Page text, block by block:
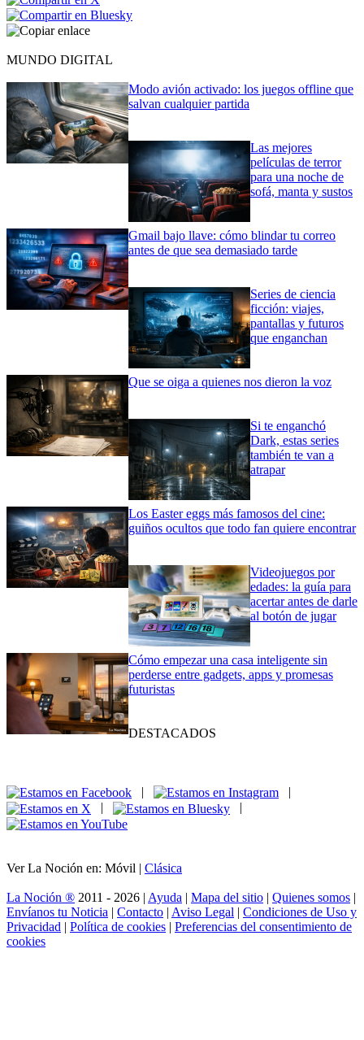
MUNDO DIGITAL
Modo avión activado: los juegos offline que
salvan cualquier partida
Las mejores
películas de terror
para una noche de
sofá, manta y sustos
Gmail bajo llave: cómo blindar tu correo
antes de que sea demasiado tarde
Series de ciencia
ficción: viajes,
pantallas y futuros
que enganchan
Que se oiga a quienes nos dieron la voz
Si te enganchó
Dark, estas series
también te van a
atrapar
Los Easter eggs más famosos del cine:
guiños ocultos que todo fan quiere encontrar
Videojuegos por
edades: la guía para
acertar antes de darle
al botón de jugar
Cómo empezar una casa inteligente sin
perderse entre gadgets, apps y promesas
futuristas
DESTACADOS
|
|
Ver La Noción en: Móvil | Clásica
La Noción ® 2011 - 2026 | Ayuda | Mapa del sitio | Quienes somos |
Envíanos tu Noticia | Contacto | Aviso Legal | Condiciones de Uso y
Privacidad | Política de cookies | Preferencias del consentimiento de
cookies